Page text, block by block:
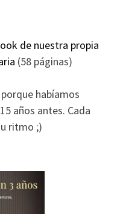
de nuestra propia
(58 páginas)
habíamos
años antes. Cada
ritmo ;)